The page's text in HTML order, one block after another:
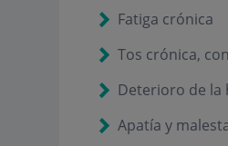
Fatiga crónica
Tos crónica,
Deterioro de la
Apatía y